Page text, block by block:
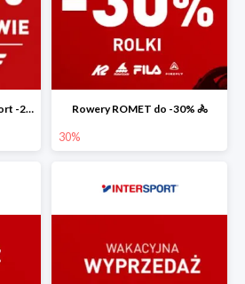
Odzież i obuwie w Intersport -20% Rowery ROMET do -30% 🚴
30%